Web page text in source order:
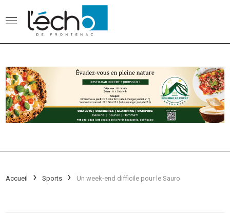
Accueil Sports Un week-end difficile pour le Sauro